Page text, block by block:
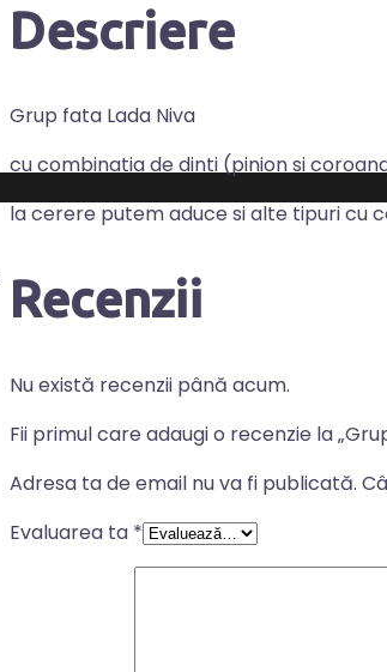
Descriere
Grup fata Lada Niva
cu combinatia de dinti (pinion si
la cerere putem aduce si alte tipuri cu
Recenzii
Nu există recenzii până acum.
Fii primul care adaugi o recenzie la
Adresa ta de email nu va fi publicată.
Evaluarea ta *